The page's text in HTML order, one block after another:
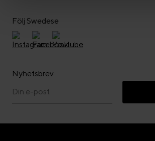
Följ Swedese
Nyhetsbrev